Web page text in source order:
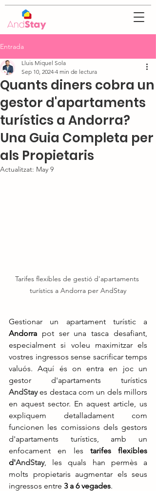
Entrada
Quants diners cobra un
gestor d'apartaments
turístics a Andorra?
Una Guia Completa per
als Propietaris
Lluis Miquel Sola
Sep 10, 2024 4 min de lectura
Actualitzat: May 9
Tarifes flexibles de gestió d'apartaments
turístics a Andorra per AndStay
Andorra pot ser una tasca desafiant,
especialment si voleu maximitzar els
vostres ingressos sense sacrificar temps
valuós. Aquí és on entra en joc un
gestor d'apartaments turístics
AndStay es destaca com un dels millors
en aquest sector. En aquest article, us
expliquem detalladament com
funcionen les comissions dels gestors
d'apartaments turístics, amb un
enfocament en les tarifes flexibles
d'AndStay, les quals han permès a
molts propietaris augmentar els seus
ingressos entre 3 a 6 vegades.